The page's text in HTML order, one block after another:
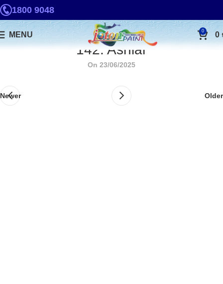
1800 9048
MENU 0 0
142. Ashlar
On 23/06/2025
Newer Older